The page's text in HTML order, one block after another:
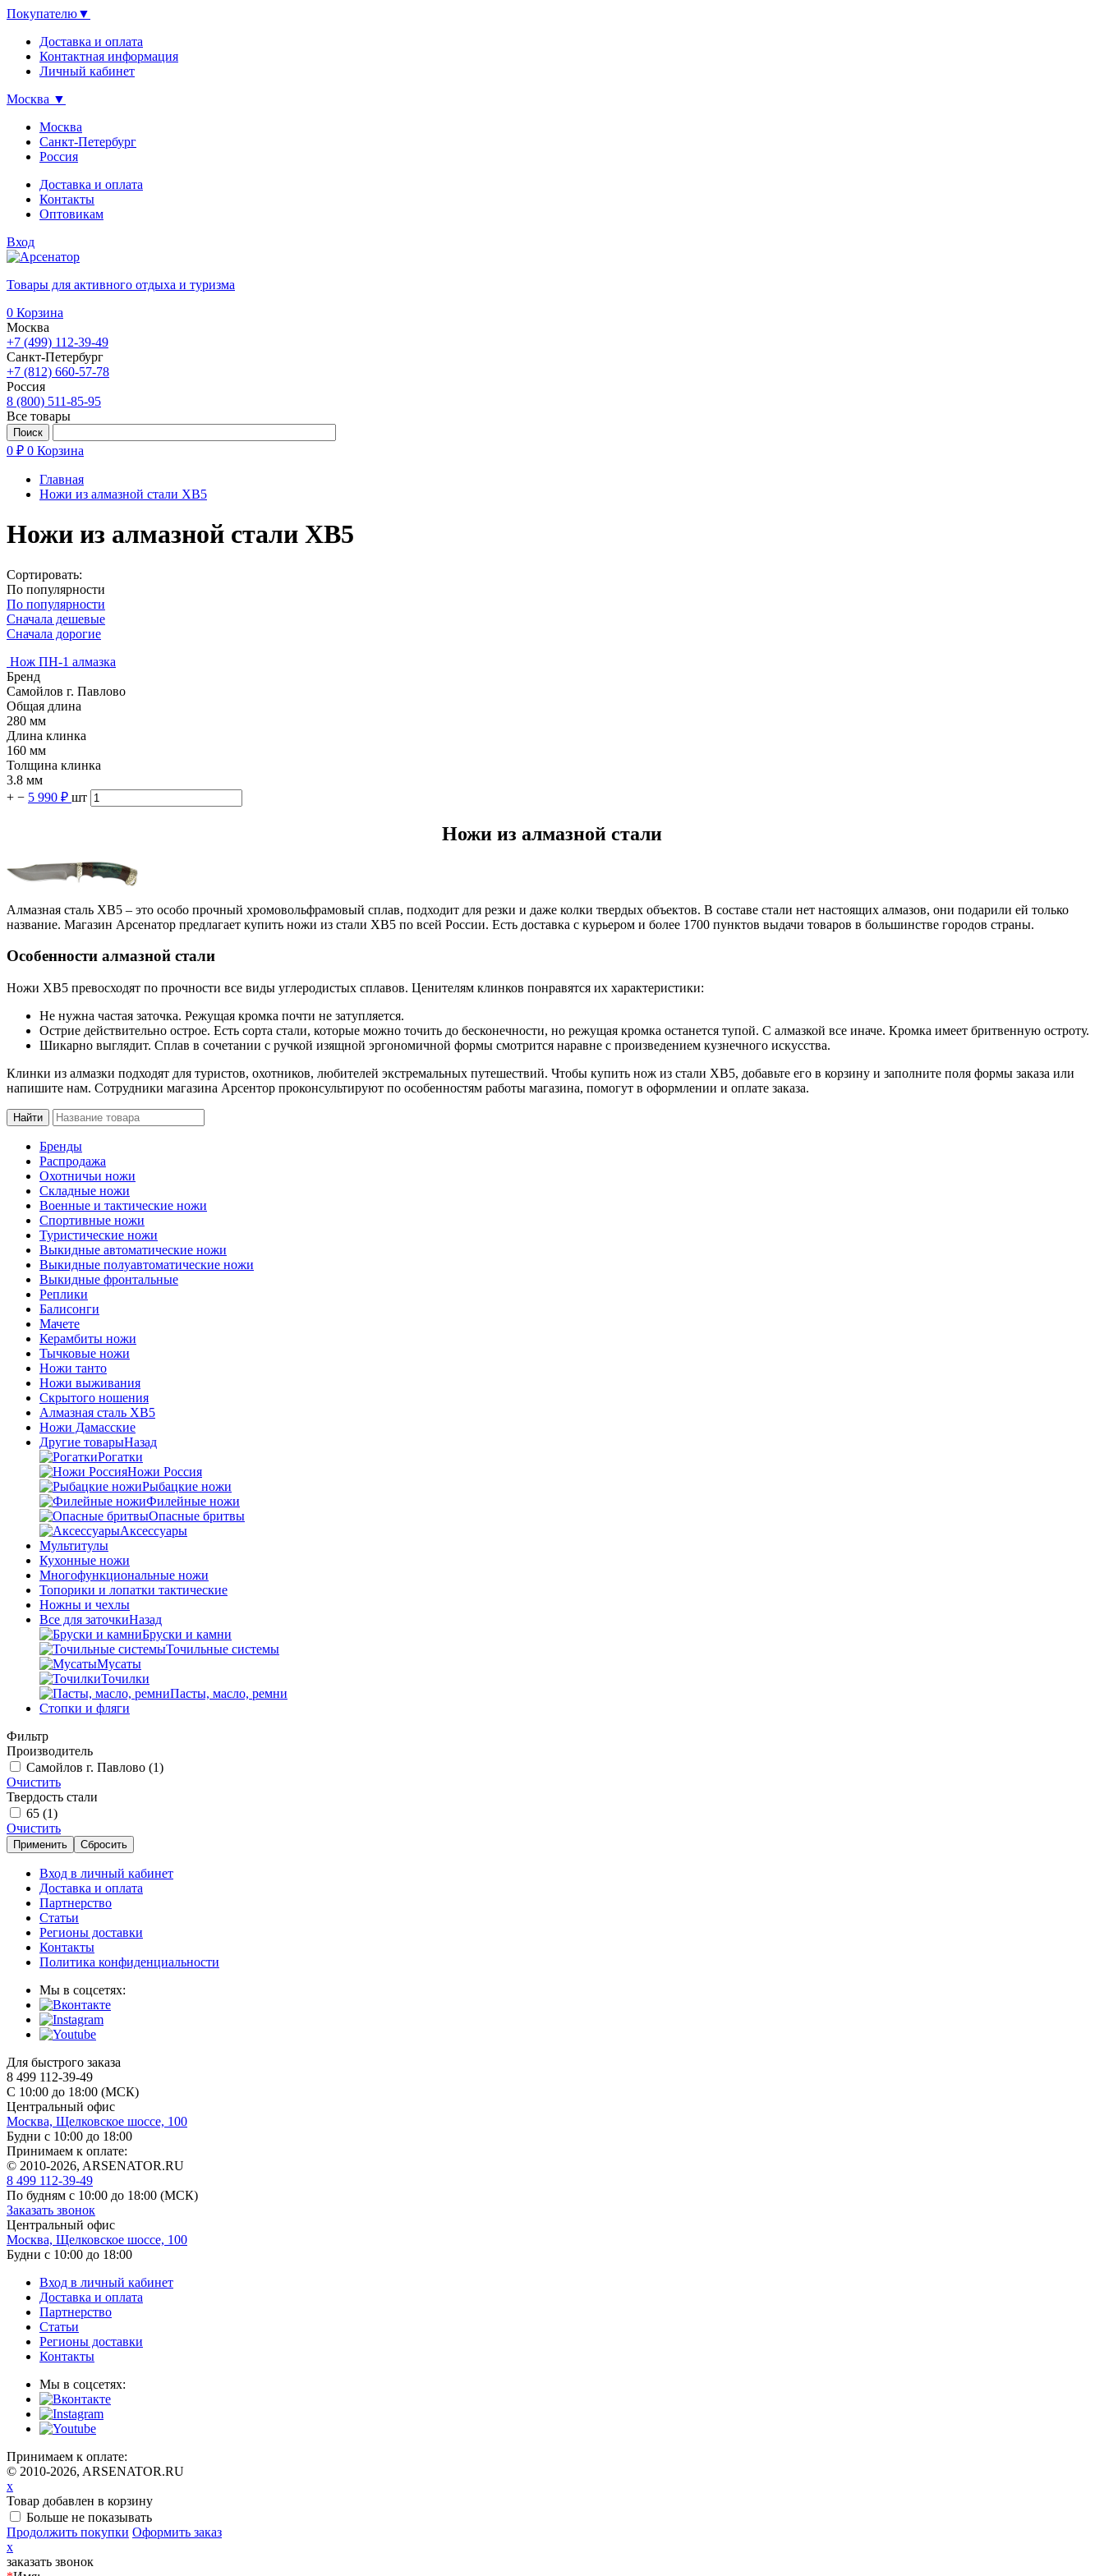
Покупателю▼
Доставка и оплата
Контактная информация
Личный кабинет
Москва ▼
Москва
Санкт-Петербург
Россия
Доставка и оплата
Контакты
Оптовикам
Вход
Товары для активного отдыха и туризма
0 Корзина
Москва
+7 (499) 112-39-49
Санкт-Петербург
+7 (812) 660-57-78
Россия
8 (800) 511-85-95
Все товары
0 ₽ 0 Корзина
Главная
Ножи из алмазной стали XB5
Ножи из алмазной стали XB5
Сортировать:
По популярности
По популярности
Сначала дешевые
Сначала дорогие
Нож ПН-1 алмазка
Бренд
Самойлов г. Павлово
Общая длина
280 мм
Длина клинка
160 мм
Толщина клинка
3.8 мм
+ − 5 990 ₽ шт
Ножи из алмазной стали
Алмазная сталь ХВ5 – это особо прочный хромовольфрамовый сплав, подходит для резки и даже колки твердых объектов. В составе стали нет настоящих алмазов, они подарили ей только
название. Магазин Арсенатор предлагает купить ножи из стали ХВ5 по всей России. Есть доставка с курьером и более 1700 пунктов выдачи товаров в большинстве городов страны.
Особенности алмазной стали
Ножи ХВ5 превосходят по прочности все виды углеродистых сплавов. Ценителям клинков понравятся их характеристики:
Не нужна частая заточка. Режущая кромка почти не затупляется.
Острие действительно острое. Есть сорта стали, которые можно точить до бесконечности, но режущая кромка останется тупой. С алмазкой все иначе. Кромка имеет бритвенную остроту.
Шикарно выглядит. Сплав в сочетании с ручкой изящной эргономичной формы смотрится наравне с произведением кузнечного искусства.
Клинки из алмазки подходят для туристов, охотников, любителей экстремальных путешествий. Чтобы купить нож из стали ХВ5, добавьте его в корзину и заполните поля формы заказа или
напишите нам. Сотрудники магазина Арсентор проконсультируют по особенностям работы магазина, помогут в оформлении и оплате заказа.
Бренды
Распродажа
Охотничьи ножи
Складные ножи
Военные и тактические ножи
Спортивные ножи
Туристические ножи
Выкидные автоматические ножи
Выкидные полуавтоматические ножи
Выкидные фронтальные
Реплики
Балисонги
Мачете
Керамбиты ножи
Тычковые ножи
Ножи танто
Ножи выживания
Скрытого ношения
Алмазная сталь ХВ5
Ножи Дамасские
Другие товарыНазад
Рогатки
Ножи Россия
Рыбацкие ножи
Филейные ножи
Опасные бритвы
Аксессуары
Мультитулы
Кухонные ножи
Многофункциональные ножи
Топорики и лопатки тактические
Ножны и чехлы
Все для заточкиНазад
Бруски и камни
Точильные системы
Мусаты
Точилки
Пасты, масло, ремни
Стопки и фляги
Фильтр
Производитель
Самойлов г. Павлово (1)
Очистить
Твердость стали
65 (1)
Очистить
Применить Сбросить
Вход в личный кабинет
Доставка и оплата
Партнерство
Статьи
Регионы доставки
Контакты
Политика конфиденциальности
Мы в соцсетях:
Для быстрого заказа
8 499 112-39-49
С 10:00 до 18:00 (МСК)
Центральный офис
Москва, Щелковское шоссе, 100
Будни с 10:00 до 18:00
Принимаем к оплате:
© 2010-2026, ARSENATOR.RU
8 499 112-39-49
По будням с 10:00 до 18:00 (МСК)
Заказать звонок
Центральный офис
Москва, Щелковское шоссе, 100
Будни с 10:00 до 18:00
Вход в личный кабинет
Доставка и оплата
Партнерство
Статьи
Регионы доставки
Контакты
Мы в соцсетях:
Принимаем к оплате:
© 2010-2026, ARSENATOR.RU
x
Товар добавлен в корзину
Больше не показывать
Продолжить покупки Оформить заказ
x
заказать звонок